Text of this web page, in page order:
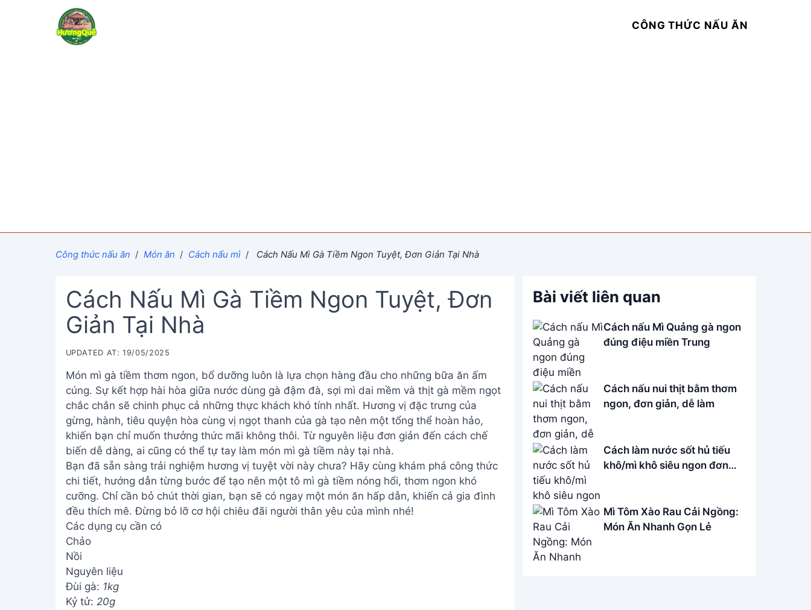
CÔNG THỨC NẤU ĂN
Công thức nấu ăn / Món ăn / Cách nấu mì / Cách Nấu Mì Gà Tiềm Ngon Tuyệt, Đơn Giản Tại Nhà
Cách Nấu Mì Gà Tiềm Ngon Tuyệt, Đơn
Giản Tại Nhà
UPDATED AT: 19/05/2025
Món mì gà tiềm thơm ngon, bổ dưỡng luôn là lựa chọn hàng đầu cho những bữa ăn ấm
cúng. Sự kết hợp hài hòa giữa nước dùng gà đậm đà, sợi mì dai mềm và thịt gà mềm ngọt
chắc chắn sẽ chinh phục cả những thực khách khó tính nhất. Hương vị đặc trưng của
gừng, hành, tiêu quyện hòa cùng vị ngọt thanh của gà tạo nên một tổng thể hoàn hảo,
khiến bạn chỉ muốn thưởng thức mãi không thôi. Từ nguyên liệu đơn giản đến cách chế
biến dễ dàng, ai cũng có thể tự tay làm món mì gà tiềm này tại nhà.
Bạn đã sẵn sàng trải nghiệm hương vị tuyệt vời này chưa? Hãy cùng khám phá công thức
chi tiết, hướng dẫn từng bước để tạo nên một tô mì gà tiềm nóng hổi, thơm ngon khó
cưỡng. Chỉ cần bỏ chút thời gian, bạn sẽ có ngay một món ăn hấp dẫn, khiến cả gia đình
đều thích mê. Đừng bỏ lỡ cơ hội chiêu đãi người thân yêu của mình nhé!
Các dụng cụ cần có
Chảo
Nồi
Nguyên liệu
Đùi gà: 1kg
Kỷ tử: 20g
Bài viết liên quan
Cách nấu Mì Quảng gà ngon
đúng điệu miền Trung
Cách nấu nui thịt bằm thơm
ngon, đơn giản, dễ làm
Cách làm nước sốt hủ tiếu
khô/mì khô siêu ngon đơn
Mì Tôm Xào Rau Cải Ngồng:
Món Ăn Nhanh Gọn Lẻ